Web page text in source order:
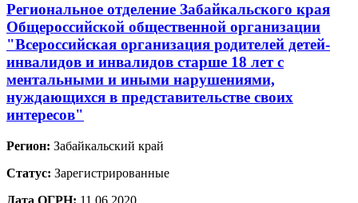
Региональное отделение Забайкальского края
Общероссийской общественной организации
"Всероссийская организация родителей детей-
инвалидов и инвалидов старше 18 лет с
ментальными и иными нарушениями,
нуждающихся в представительстве своих
интересов"
Регион: Забайкальский край
Статус: Зарегистрированные
Дата ОГРН: 11.06.2020